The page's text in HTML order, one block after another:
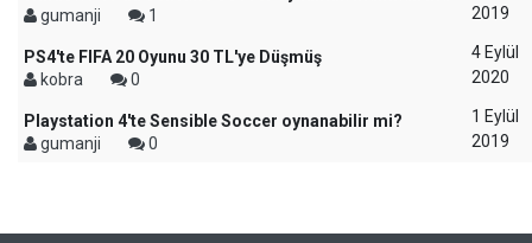
gumanji
1
2019
PS4'te FIFA 20 Oyunu 30 TL'ye Düşmüş
kobra
0
4 Eylül
2020
Playstation 4'te Sensible Soccer oynanabilir mi?
gumanji
0
1 Eylül
2019